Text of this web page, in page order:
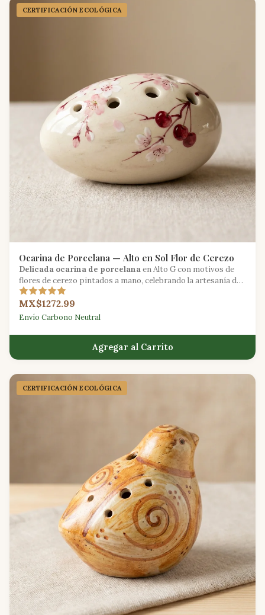
CERTIFICACIÓN ECOLÓGICA
Ocarina de Porcelana — Alto en Sol Flor de Cerezo
Delicada ocarina de porcelanaen Alto G con motivos de
flores de cerezo pintados a mano, celebrando la artesanía de
las tradiciones cerámicas asiáticas.
MX$1272.99
Envío Carbono Neutral
Agregar al Carrito
CERTIFICACIÓN ECOLÓGICA